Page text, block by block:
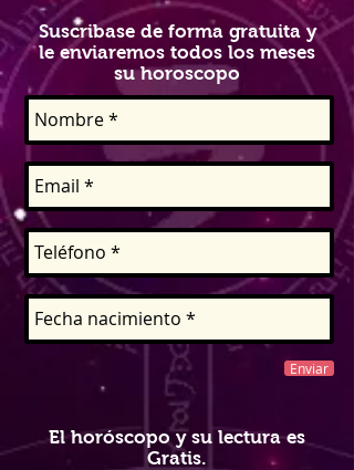
Suscribase de forma gratuita y
le enviaremos todos los meses
su horoscopo
Enviar
El horóscopo y su lectura es
Gratis.